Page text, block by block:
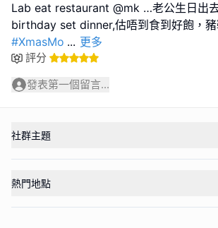
Lab eat restaurant @mk …老公生日出
#XmasMo ... 更多
評分
發表第一個留言...
社群主題
熱門地點